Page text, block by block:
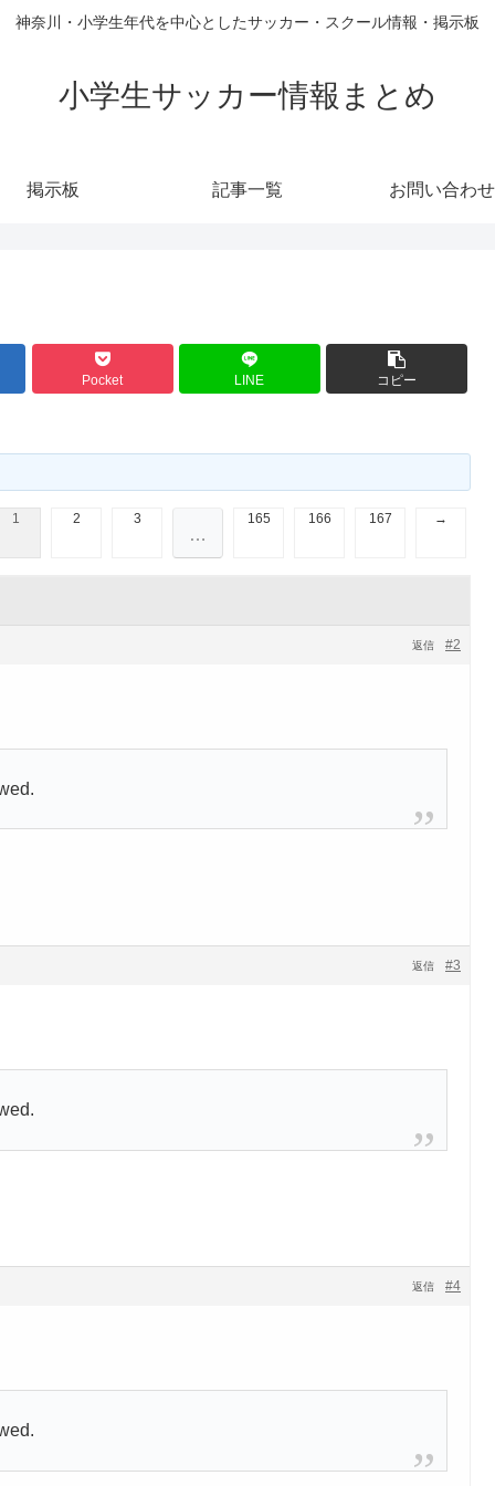
神奈川・小学生年代を中心としたサッカー・スクール情報・掲示板
小学生サッカー情報まとめ
掲示板 記事一覧 お問い合わせ
Pocket LINE コピー
1 2 3
…
165 166 167 →
#2
返信
#3
返信
#4
返信